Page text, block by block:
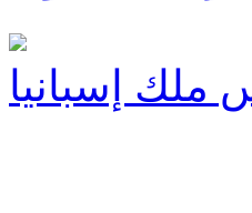
ملك إسبانيا